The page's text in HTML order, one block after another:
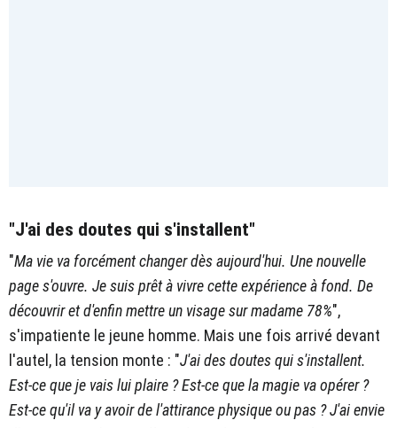
"J'ai des doutes qui s'installent"
"Ma vie va forcément changer dès aujourd'hui. Une nouvelle
page s'ouvre. Je suis prêt à vivre cette expérience à fond. De
découvrir et d'enfin mettre un visage sur madame 78%",
s'impatiente le jeune homme. Mais une fois arrivé devant
l'autel, la tension monte : "J'ai des doutes qui s'installent.
Est-ce que je vais lui plaire ? Est-ce que la magie va opérer ?
Est-ce qu'il va y avoir de l'attirance physique ou pas ? J'ai envie